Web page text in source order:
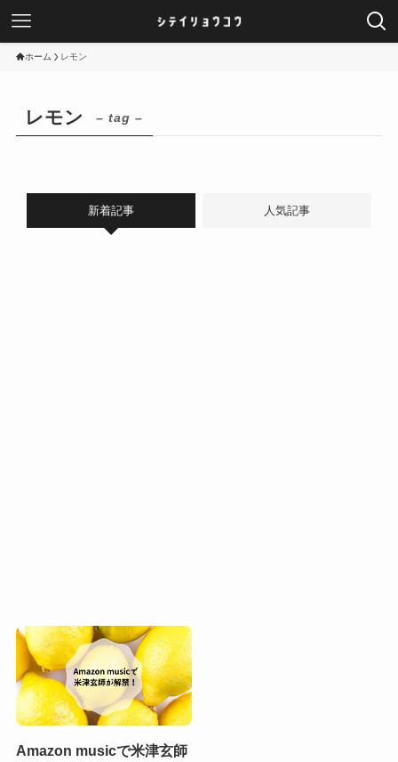
ホーム レモン
レモン – tag –
新着記事 人気記事
Amazon musicで米津玄師